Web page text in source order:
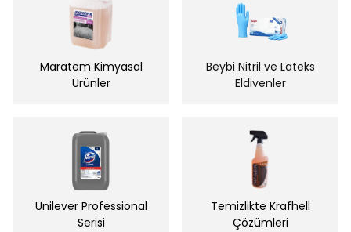
Maratem Kimyasal
Ürünler
Beybi Nitril ve Lateks
Eldivenler
Unilever Professional
Serisi
Temizlikte Krafhell
Çözümleri